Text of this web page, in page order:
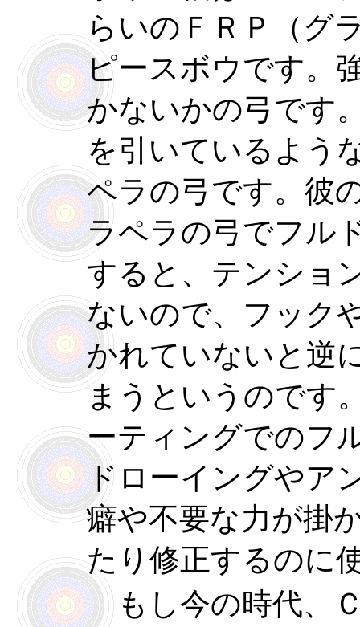
らいのＦＲＰ（グ
ピースボウです。
かないかの弓です
を引いているよう
ペラの弓です。彼
ラペラの弓でフル
すると、テンショ
ないので、フック
かれていないと逆
まうというのです
ーティングでのフ
ドローイングやア
癖や不要な力が掛
たり修正するのに
もし今の時代、